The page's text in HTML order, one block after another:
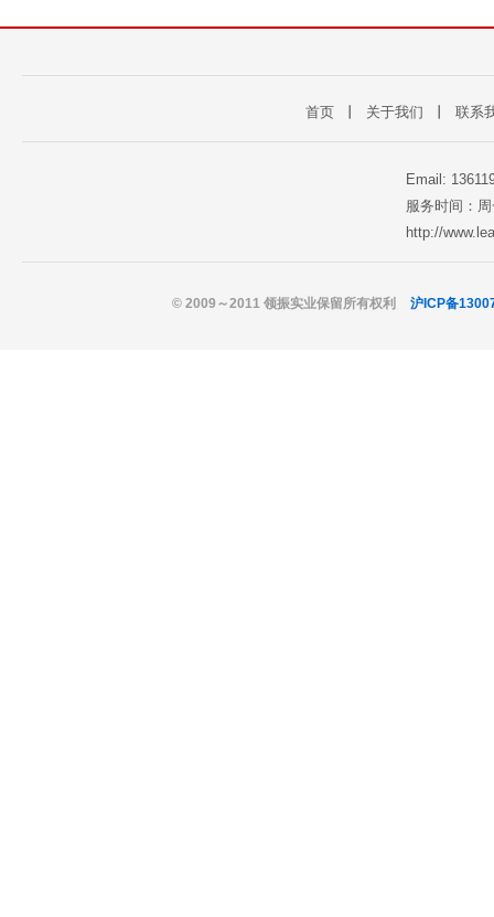
首页 关于我们 联系
Email:
服务时间：
http://
© 2009～2011 领振实业保留所有权利 沪ICP备